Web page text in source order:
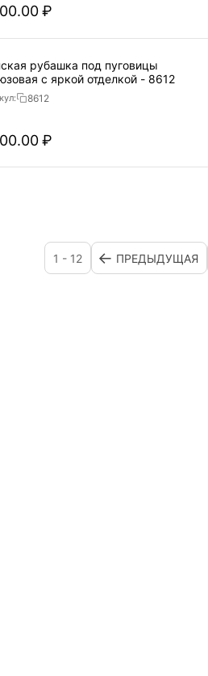
₽
рубашка под пуговицы
бирюзовая с яркой отделкой - 8612
8612
₽
1 - 12 ПРЕДЫДУЩАЯ